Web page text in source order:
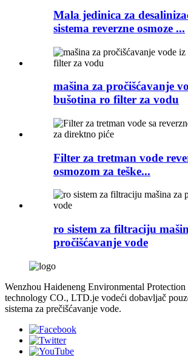
Mala jedinica za
sistema reverzne osmoze ...
mašina za pročišćavanje
bušotina ro filter za vodu
Filter za tretman vode
osmozom za teške...
ro sistem za filtraciju
pročišćavanje vode
Wenzhou Haideneng Environmental
technology CO., LTD.je vodeći dobavljač
sistema za prečišćavanje vode.